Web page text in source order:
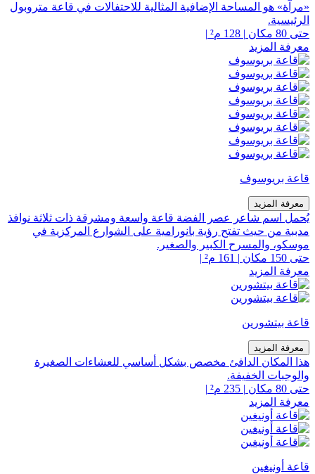
«مرآة» هو المساحة الإضافية المثالية للاحتفالات في قاعة متروبول
الرئيسية.
حتى 80 مكان
| 128 م²
|
معرفة المزيد
قاعة بريوسوف
معرفة المزيد
يُحمل اسم شاعر عصر الفضة قاعة واسعة ومشرقة ذات ثلاثة نوافذ
مدببة من حيث تفتح رؤية بانورامية على الشوارع المركزية في
موسكو، والمسرح الكبير والصغير.
حتى 150 مكان
| 161 م²
|
معرفة المزيد
قاعة بيتشورين
معرفة المزيد
هذا المكان الدافئ مخصص بشكل أساسي للعشاءات الصغيرة
والوجبات الخفيفة.
حتى 80 مكان
| 235 م²
|
معرفة المزيد
قاعة أونيغين